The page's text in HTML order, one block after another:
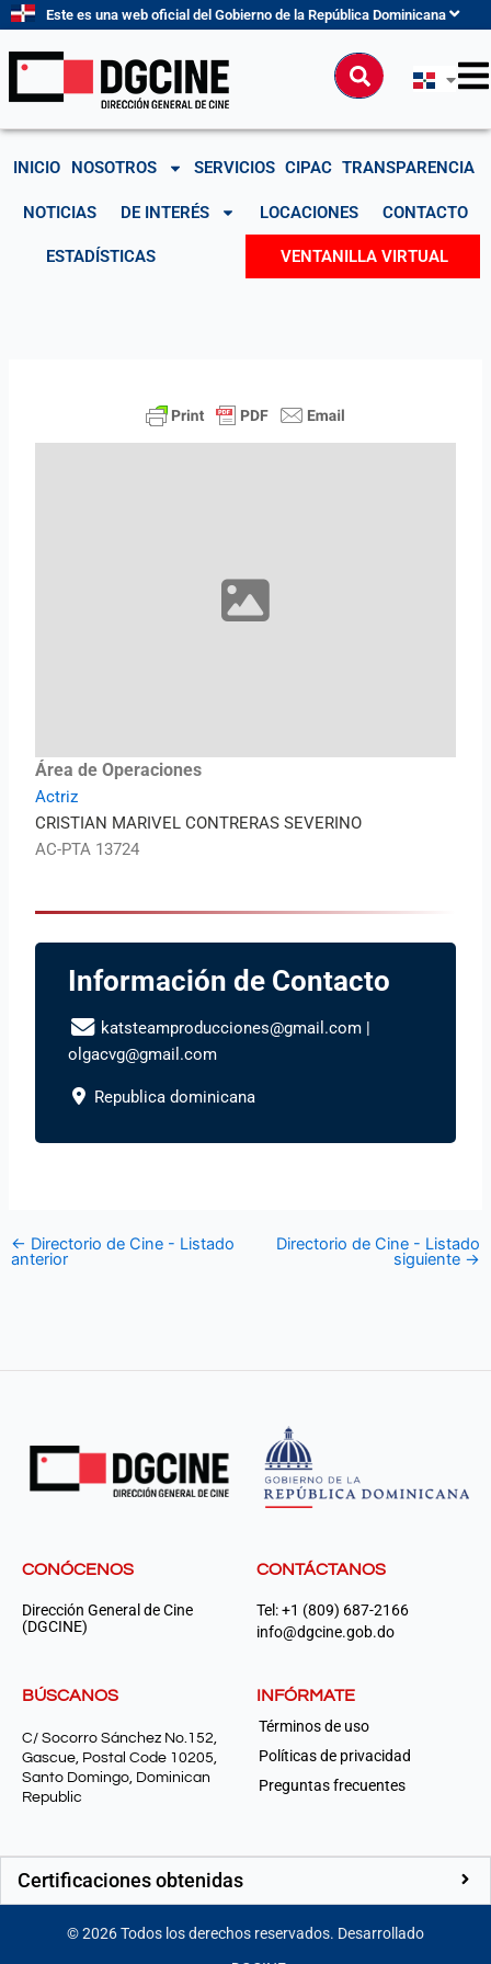
contenido
Este es una web oficial del Gobierno de la República Dominicana
Buscar
INICIO NOSOTROS SERVICIOS CIPAC TRANSPARENCIA
NOTICIAS DE INTERÉS LOCACIONES CONTACTO
ESTADÍSTICAS VENTANILLA VIRTUAL
Área de Operaciones
Actriz
CRISTIAN MARIVEL CONTRERAS SEVERINO
AC-PTA 13724
Información de Contacto
katsteamproducciones@gmail.com |
olgacvg@gmail.com
Republica dominicana
← Directorio de Cine - Listado
anterior
Directorio de Cine - Listado
siguiente →
CONÓCENOS
Dirección General de Cine
(DGCINE)
CONTÁCTANOS
Tel: +1 (809) 687-2166
info@dgcine.gob.do
BÚSCANOS
C/ Socorro Sánchez No.152,
Gascue, Postal Code 10205,
Santo Domingo, Dominican
Republic
INFÓRMATE
Términos de uso
Políticas de privacidad
Preguntas frecuentes
Certificaciones obtenidas
©2026Todos los derechos reservados. Desarrollado